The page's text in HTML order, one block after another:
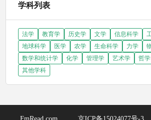
学科列表
法学 教育学 历史学 文学 信息科学
地球科学
医学 农学 生命科学 力学
数学和统计学
化学 管理学 艺术学 哲学
其他学科